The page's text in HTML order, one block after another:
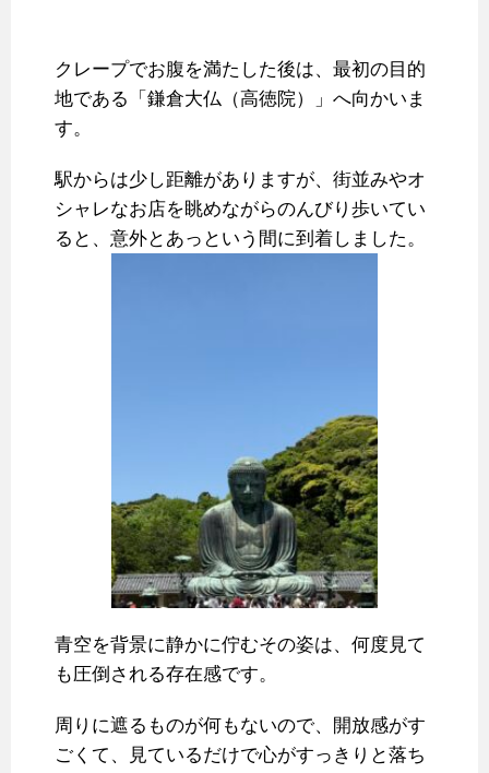
クレープでお腹を満たした後は、最初の目的
地である「鎌倉大仏（高徳院）」へ向かいま
す。
駅からは少し距離がありますが、街並みやオ
シャレなお店を眺めながらのんびり歩いてい
ると、意外とあっという間に到着しました。
青空を背景に静かに佇むその姿は、何度見て
も圧倒される存在感です。
周りに遮るものが何もないので、開放感がす
ごくて、見ているだけで心がすっきりと落ち